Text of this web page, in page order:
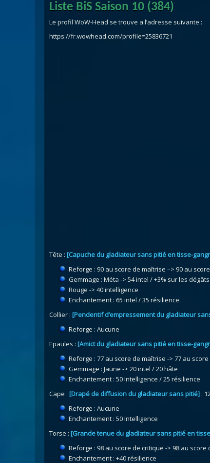
Liste BiS Saison 10 (384)
Le profil WoW-Head se trouve a l’adresse suivante :
https://fr.wowhead.com/profile=25836721
Tête : [Capuche du gladiateur sans pitié en tisse-
Reforge : 90 au score de maîtrise –> 90 au
Gemmage : Méta -> 54 intel / +3% sur les
Rouge -> 40 intelligence
Enchantement : 65 intel / 35 résilience.
Collier : [Pendentif d’empressement du gladiateur
Reforge : Aucune
Epaules : [Amict du gladiateur sans pitié en tisse-
Reforge : 77 au score de maîtrise -> 77 au
Gemmage : Jaune -> 20 intel / 20 hâte
Enchantement : 50 Intelligence / 25 résilience
Cape : [Drapé de diffusion du gladiateur sans pitié] :
Reforge : Aucune
Enchantement : 50 Intelligence
Torse : [Grande tenue du gladiateur sans pitié en
Reforge : 98 au score de critique -> 98 au score
Enchantement : +40 résilience